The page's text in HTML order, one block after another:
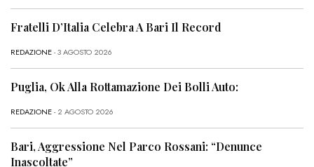
Fratelli D’Italia Celebra A Bari Il Record
REDAZIONE- 3 AGOSTO 2026
Puglia, Ok Alla Rottamazione Dei Bolli Auto:
REDAZIONE- 2 AGOSTO 2026
Bari, Aggressione Nel Parco Rossani: “Denunce
Inascoltate”